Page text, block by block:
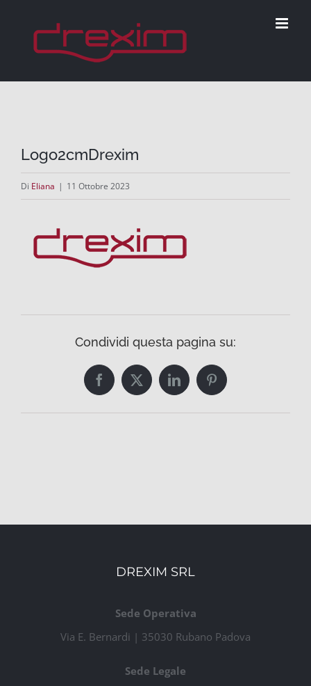
Logo2cmDrexim
Di Eliana | 11 Ottobre 2023
Condividi questa pagina su:
FacebookTwitterLinkedInPinterest
DREXIM SRL
Sede Operativa
Via E. Bernardi | 35030 Rubano Padova
Sede Legale